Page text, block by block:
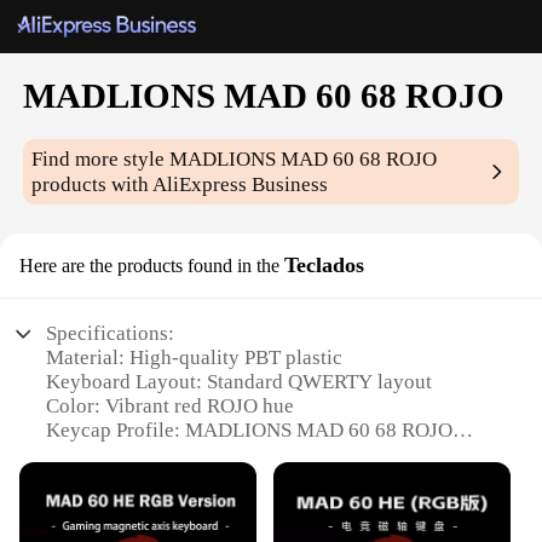
MADLIONS MAD 60 68 ROJO
Find more styleMADLIONS MAD 60 68 ROJO
products with AliExpress Business
Here are the products found in the Teclados
Specifications:
Material: High-quality PBT plastic
Keyboard Layout: Standard QWERTY layout
Color: Vibrant red ROJO hue
Keycap Profile: MADLIONS MAD 60 68 ROJO
Compatibility: Universal fit for most mechanical
keyboards
Package Contents: Full set of 104 keycaps